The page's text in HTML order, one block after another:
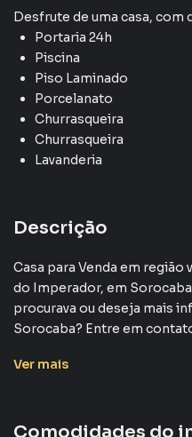
Desfrute de uma casa, com
Portaria 24h
Piscina
Piso Laminado
Porcelanato
Churrasqueira
Churrasqueira
Lavanderia
Descrição
Casa para Venda em
do Imperador, em
procurava ou deseja mais
Sorocaba? Entre em
A Plus Negócios
empreendimentos em
Ver mais
Comodidades do